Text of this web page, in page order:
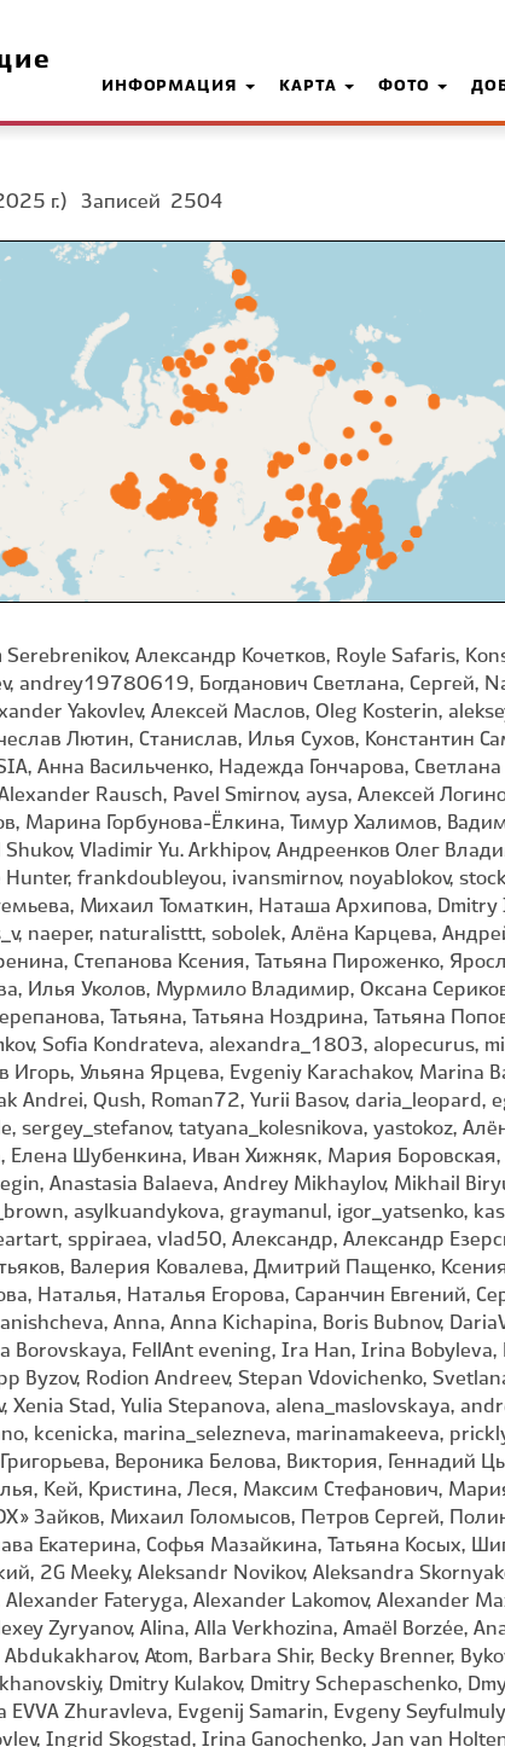
ИНФОРМАЦИЯ КАРТА ФОТО
г.) Записей 2504
Александр Кочетков, Royle Safaris,
andrey19780619, Богданович Светлана, Сергей,
Yakovlev, Алексей Маслов, Oleg Kosterin,
Лютин, Станислав, Илья Сухов, Константин
Анна Васильченко, Надежда Гончарова,
Rausch, Pavel Smirnov, aysa, Алексей
Марина Горбунова-Ëлкина, Тимур Халимов,
Shukov, Vladimir Yu. Arkhipov, Андреенков Олег
Hunter, frankdoubleyou, ivansmirnov, noyablokov,
Михаил Томаткин, Наташа Архипова,
naeper, naturalisttt, sobolek, Алёна Карцева,
Степанова Ксения, Татьяна Пироженко,
Илья Уколов, Мурмило Владимир, Оксана
Татьяна, Татьяна Ноздрина, Татьяна
Sofia Kondrateva, alexandra_1803, alopecurus,
Игорь, Ульяна Ярцева, Evgeniy Karachakov, Marina
Andrei, Qush, Roman72, Yurii Basov, daria_leopard,
tatyana_kolesnikova, yastokoz,
Елена Шубенкина, Иван Хижняк, Мария
Anastasia Balaeva, Andrey Mikhaylov, Mikhail
asylkuandykova, graymanul, igor_yatsenko,
sppiraea, vlad50, Александр, Александр
Валерия Ковалева, Дмитрий Пащенко,
Наталья, Наталья Егорова, Саранчин Евгений,
Anna, Anna Kichapina, Boris Bubnov,
Borovskaya, FellAnt evening, Ira Han, Irina Bobyleva,
Byzov, Rodion Andreev, Stepan Vdovichenko,
Xenia Stad, Yulia Stepanova, alena_maslovskaya,
kcenicka, marina_selezneva, marinamakeeva,
Вероника Белова, Виктория, Геннадий
Кей, Кристина, Леся, Максим Стефанович,
Зайков, Михаил Голомысов, Петров Сергей,
Екатерина, Софья Мазайкина, Татьяна Косых,
2G Meeky, Aleksandr Novikov, Aleksandra
Alexander Fateryga, Alexander Lakomov, Alexander
Zyryanov, Alina, Alla Verkhozina, Amaël Borzée,
Atom, Barbara Shir, Becky Brenner,
Dmitry Kulakov, Dmitry Schepaschenko,
EVVA Zhuravleva, Evgenij Samarin, Evgeny
Ingrid Skogstad, Irina Ganochenko, Jan van